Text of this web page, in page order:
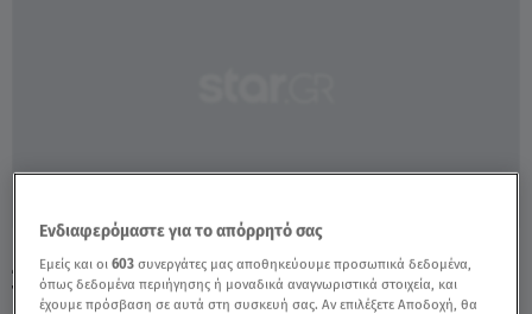
Ζυγός Σήμερα 14/03/22: Οι Προβλέψεις
Της Άσης Μπήλιου - Video
Ενδιαφερόμαστε για το απόρρητό σας
Εμείς και οι603 συνεργάτες μας αποθηκεύουμε προσωπικά δεδομένα,
όπως δεδομένα περιήγησης ή μοναδικά αναγνωριστικά στοιχεία, και
έχουμε πρόσβαση σε αυτά στη συσκευή σας. Αν επιλέξετε Αποδοχή, θα